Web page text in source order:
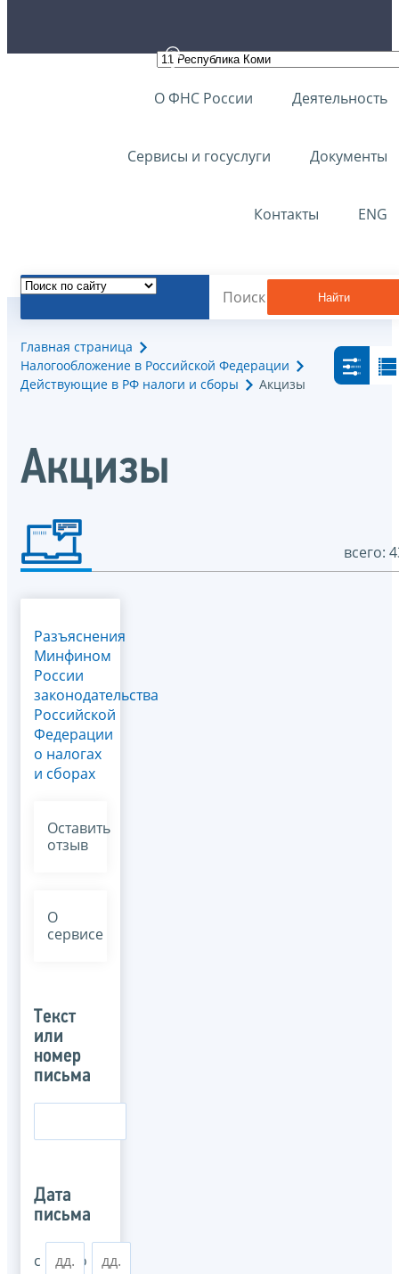
О ФНС России Деятельность
Сервисы и госуслуги Документы
Контакты ENG
Найти
Главная страница
Налогообложение в Российской Федерации
Действующие в РФ налоги и сборы
Акцизы
Акцизы
всего:
Разъяснения
Минфином
России
законодательства
Российской
Федерации
о налогах
и сборах
Оставить
отзыв
О
сервисе
Текст
или
номер
письма
Дата
письма
с по